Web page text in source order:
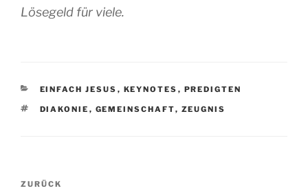
Lösegeld für viele.
KATEGORIEN
EINFACH JESUS , KEYNOTES , PREDIGTEN
SCHLAGWÖRTER
DIAKONIE , GEMEINSCHAFT, ZEUGNIS
Beitragsnavigation
Vorheriger
ZURÜCK